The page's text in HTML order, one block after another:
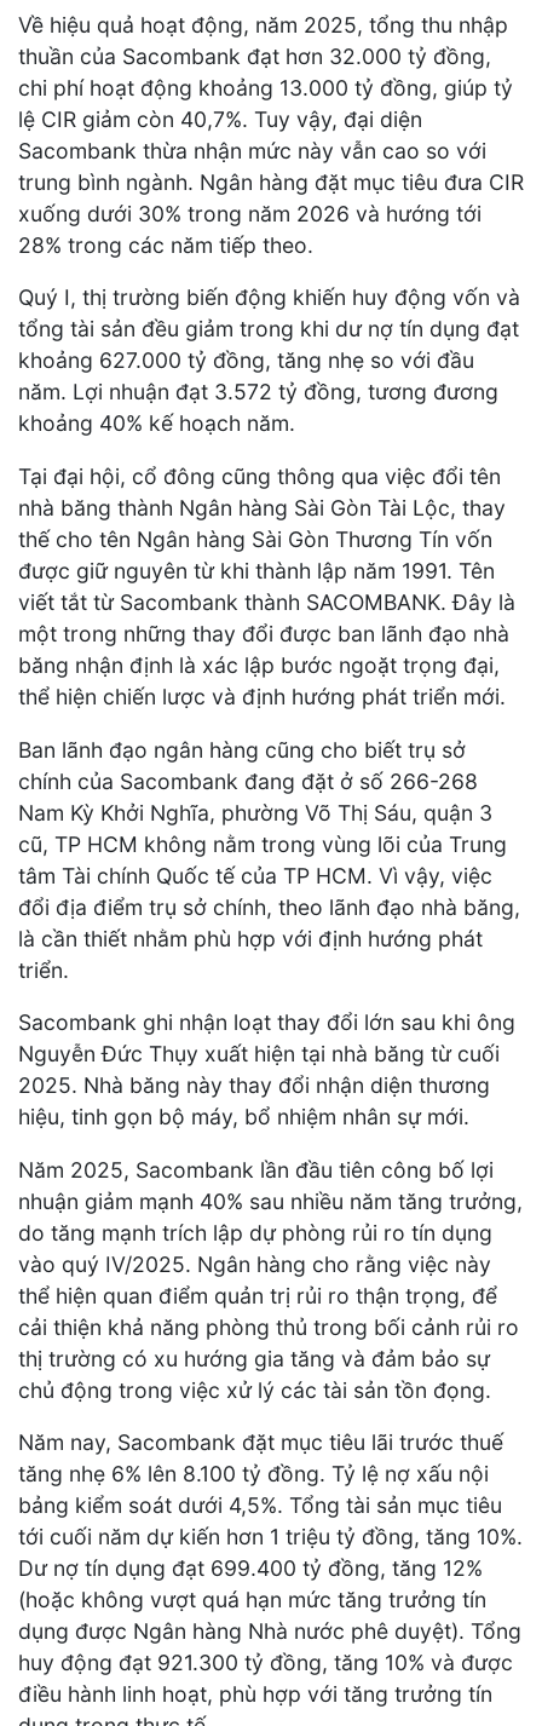
Về hiệu quả hoạt động, năm 2025, tổng thu nhập
thuần của Sacombank đạt hơn 32.000 tỷ đồng,
chi phí hoạt động khoảng 13.000 tỷ đồng, giúp tỷ
lệ CIR giảm còn 40,7%. Tuy vậy, đại diện
Sacombank thừa nhận mức này vẫn cao so với
trung bình ngành. Ngân hàng đặt mục tiêu đưa CIR
xuống dưới 30% trong năm 2026 và hướng tới
28% trong các năm tiếp theo.
Quý I, thị trường biến động khiến huy động vốn và
tổng tài sản đều giảm trong khi dư nợ tín dụng đạt
khoảng 627.000 tỷ đồng, tăng nhẹ so với đầu
năm. Lợi nhuận đạt 3.572 tỷ đồng, tương đương
khoảng 40% kế hoạch năm.
Tại đại hội, cổ đông cũng thông qua việc đổi tên
nhà băng thành Ngân hàng Sài Gòn Tài Lộc, thay
thế cho tên Ngân hàng Sài Gòn Thương Tín vốn
được giữ nguyên từ khi thành lập năm 1991. Tên
viết tắt từ Sacombank thành SACOMBANK. Đây là
một trong những thay đổi được ban lãnh đạo nhà
băng nhận định là xác lập bước ngoặt trọng đại,
thể hiện chiến lược và định hướng phát triển mới.
Ban lãnh đạo ngân hàng cũng cho biết trụ sở
chính của Sacombank đang đặt ở số 266-268
Nam Kỳ Khởi Nghĩa, phường Võ Thị Sáu, quận 3
cũ, TP HCM không nằm trong vùng lõi của Trung
tâm Tài chính Quốc tế của TP HCM. Vì vậy, việc
đổi địa điểm trụ sở chính, theo lãnh đạo nhà băng,
là cần thiết nhằm phù hợp với định hướng phát
triển.
Sacombank ghi nhận loạt thay đổi lớn sau khi ông
Nguyễn Đức Thụy xuất hiện tại nhà băng từ cuối
2025. Nhà băng này thay đổi nhận diện thương
hiệu, tinh gọn bộ máy, bổ nhiệm nhân sự mới.
Năm 2025, Sacombank lần đầu tiên công bố lợi
nhuận giảm mạnh 40% sau nhiều năm tăng trưởng,
do tăng mạnh trích lập dự phòng rủi ro tín dụng
vào quý IV/2025. Ngân hàng cho rằng việc này
thể hiện quan điểm quản trị rủi ro thận trọng, để
cải thiện khả năng phòng thủ trong bối cảnh rủi ro
thị trường có xu hướng gia tăng và đảm bảo sự
chủ động trong việc xử lý các tài sản tồn đọng.
Năm nay, Sacombank đặt mục tiêu lãi trước thuế
tăng nhẹ 6% lên 8.100 tỷ đồng. Tỷ lệ nợ xấu nội
bảng kiểm soát dưới 4,5%. Tổng tài sản mục tiêu
tới cuối năm dự kiến hơn 1 triệu tỷ đồng, tăng 10%.
Dư nợ tín dụng đạt 699.400 tỷ đồng, tăng 12%
(hoặc không vượt quá hạn mức tăng trưởng tín
dụng được Ngân hàng Nhà nước phê duyệt). Tổng
huy động đạt 921.300 tỷ đồng, tăng 10% và được
điều hành linh hoạt, phù hợp với tăng trưởng tín